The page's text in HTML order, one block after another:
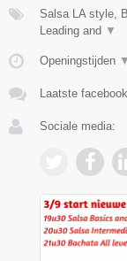
Salsa LA style,
Leading and ▼
Openingstijden ▼
Laatste
Sociale media: